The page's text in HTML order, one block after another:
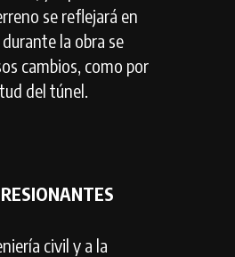
se reflejará en
la obra se
cambios, como por
del túnel.
civil y a la